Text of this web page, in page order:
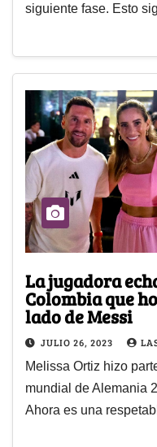
siguiente fase. Esto
La jugadora
Colombia que
lado de Messi
JULIO 26, 2023
Melissa Ortiz hizo
mundial de Alemania
Ahora es una